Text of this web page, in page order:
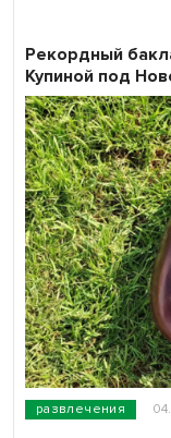
развлечения
Рекордный
Купиной под